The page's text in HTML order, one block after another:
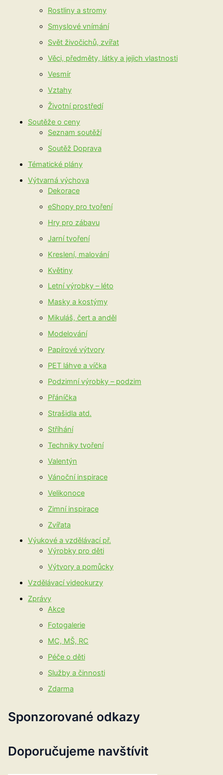
Rostliny a stromy
Smyslové vnímání
Svět živočichů, zvířat
Věci, předměty, látky a jejich vlastnosti
Vesmír
Vztahy
Životní prostředí
Soutěže o ceny
Seznam soutěží
Soutěž Doprava
Tématické plány
Výtvarná výchova
Dekorace
eShopy pro tvoření
Hry pro zábavu
Jarní tvoření
Kreslení, malování
Květiny
Letní výrobky – léto
Masky a kostýmy
Mikuláš, čert a anděl
Modelování
Papírové výtvory
PET láhve a víčka
Podzimní výrobky – podzim
Přáníčka
Strašidla atd.
Stříhání
Techniky tvoření
Valentýn
Vánoční inspirace
Velikonoce
Zimní inspirace
Zvířata
Výukové a vzdělávací př.
Výrobky pro děti
Výtvory a pomůcky
Vzdělávací videokurzy
Zprávy
Akce
Fotogalerie
MC, MŠ, RC
Péče o děti
Služby a činnosti
Zdarma
Sponzorované odkazy
Doporučujeme navštívit